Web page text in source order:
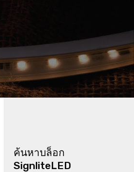
ค้นหาบล็อก
SignliteLED